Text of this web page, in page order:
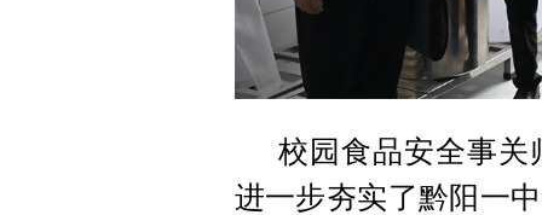
校园食品安全事关
进一步夯实了黔阳一